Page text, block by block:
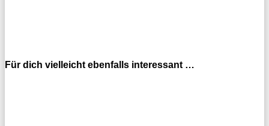
Für dich vielleicht ebenfalls interessant …